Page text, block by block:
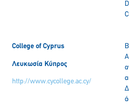
College of Cyprus
Λευκωσία Κύπρος
http://www.cycollege.ac.cy/